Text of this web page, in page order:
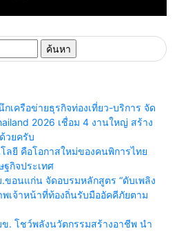
เครือข่ายธุรกิจท่องเที่ยว-บริการ จัด
2026 เชื่อม 4 งานใหญ่ สร้าง
วยครับ
ลยี คือโอกาสใหม่ของคนพิการไทย
ฐกิจประเทศ
ขอนแก่น จัดอบรมหลักสูตร “ดับเพลิง
เจ้าหน้าที่ท้องถิ่นรับมืออัคคีภัยตาม
. โชว์พลังนวัตกรรมสร้างอาชีพ นำ